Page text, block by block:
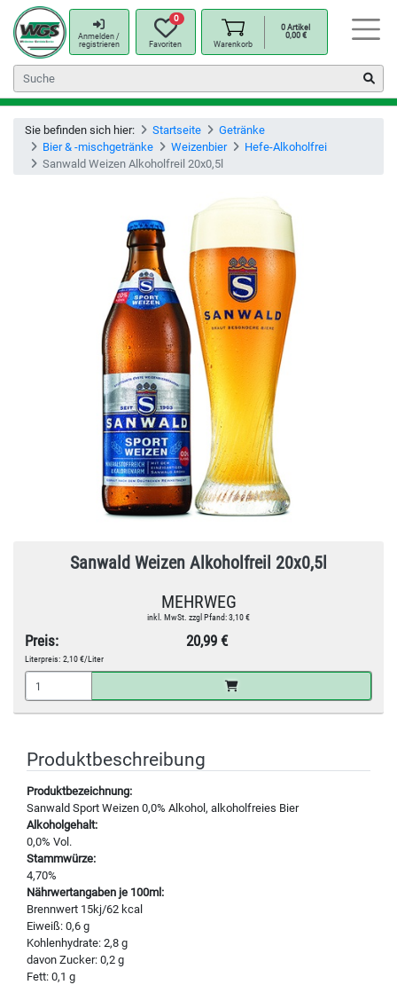
Anmelden /
registrieren
0
Favoriten Warenkorb
0Artikel
0,00 €
Sie befinden sich hier: Startseite
Getränke
Bier & -mischgetränke
Weizenbier
Hefe-Alkoholfrei
Sanwald Weizen Alkoholfreil 20x0,5l
Sanwald Weizen Alkoholfreil 20x0,5l
MEHRWEG
inkl. MwSt. zzgl Pfand: 3,10 €
Preis: 20,99 €
Literpreis: 2,10 €/Liter
Produktbeschreibung
Produktbezeichnung:
Sanwald Sport Weizen 0,0% Alkohol, alkoholfreies Bier
Alkoholgehalt:
0,0% Vol.
Stammwürze:
4,70%
Nährwertangaben je 100ml:
Brennwert 15kj/62 kcal
Eiweiß: 0,6 g
Kohlenhydrate: 2,8 g
davon Zucker: 0,2 g
Fett: 0,1 g